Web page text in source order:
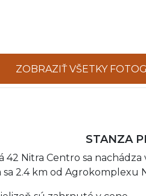
ZOBRAZIŤ VŠETKY
STANZA
42 Nitra Centro sa
sa 2.4 km od